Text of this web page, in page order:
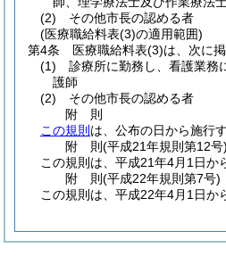
(2)
その他市長の認める者
(医療職給料表(3)の適用範囲)
第4条
医療職給料表(3)は、次に
(1)
診療所に勤務し、看護業務
護師
(2)
その他市長の認める者
附 則
この規則 は、公布の日から施行す
附 則(平成21年規則第12号)
この規則は、平成21年4月1日か
附 則(平成22年規則第7号)
この規則は、平成22年4月1日か